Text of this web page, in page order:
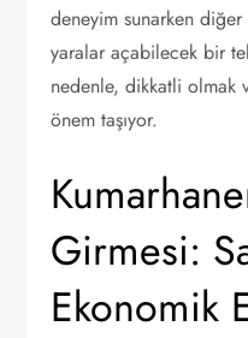
deneyim sunarken diğer
yaralar açabilecek bir
nedenle, dikkatli olmak
önem taşıyor.
Girmesi:
Ekonomik